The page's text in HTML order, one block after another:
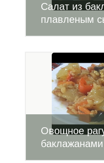
Салат из
плавленым
Овощное